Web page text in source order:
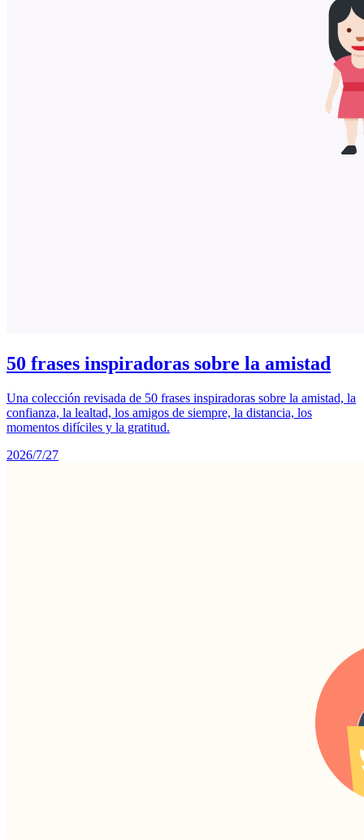
50 frases inspiradoras sobre la amistad
Una colección revisada de 50 frases inspiradoras sobre la amistad, la
confianza, la lealtad, los amigos de siempre, la distancia, los
momentos difíciles y la gratitud.
2026/7/27